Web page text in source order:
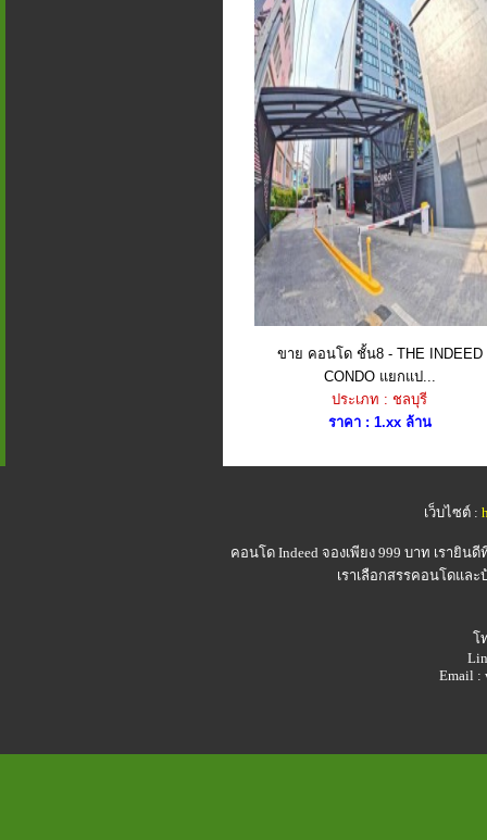
ขาย คอนโด ชั้น8 - THE INDEED
CONDO แยกแป...
ประเภท : ชลบุรี
ราคา : 1.xx ล้าน
เว็บไซต์ :
คอนโด Indeedจองเพียง 999 บาท เรายิน
เราเลือกสรรคอนโดแล
โ
Email :